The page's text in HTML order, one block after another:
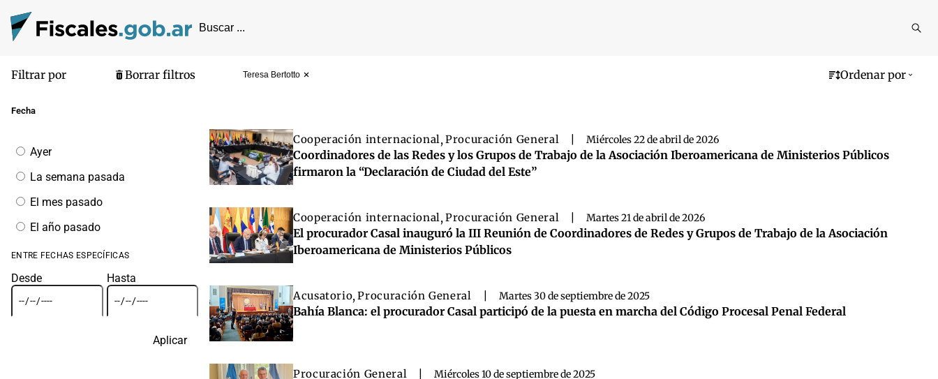
Filtrar por Borrar filtros Teresa Bertotto Ordenar por
Fecha
Filtrar
por
fecha
Ayer
La semana pasada
El mes pasado
El año pasado
ENTRE FECHAS ESPECÍFICAS
Desde Hasta
Aplicar
Cooperación internacional,Procuración General Miércoles 22 de abril de 2026
Coordinadores de las Redes y los Grupos de Trabajo de la Asociación Iberoamericana de Ministerios Públicos
firmaron la “Declaración de Ciudad del Este”
Cooperación internacional,Procuración General Martes 21 de abril de 2026
El procurador Casal inauguró la III Reunión de Coordinadores de Redes y Grupos de Trabajo de la Asociación
Iberoamericana de Ministerios Públicos
Acusatorio,Procuración General Martes 30 de septiembre de 2025
Bahía Blanca: el procurador Casal participó de la puesta en marcha del Código Procesal Penal Federal
Procuración General Miércoles 10 de septiembre de 2025